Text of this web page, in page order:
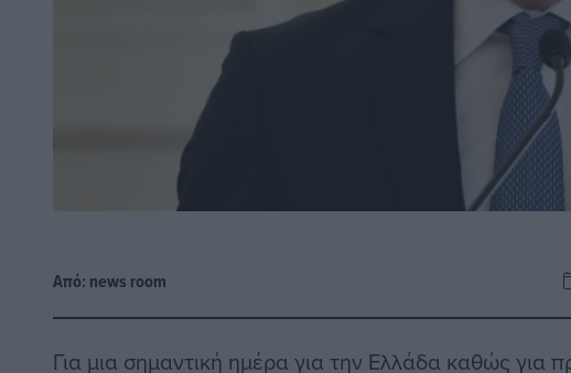
Από: news room
Για μια σημαντική ημέρα για την Ελλάδα καθώς για